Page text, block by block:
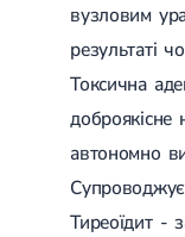
Кардіологія
Кардіологія при
Гіпертонія
Симптоматична
вузловим
результаті
Токсична
автономно
Тиреоїдит -